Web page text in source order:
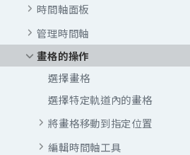
時間軸面板
管理時間軸
畫格的操作
選擇畫格
選擇特定軌道內的畫格
將畫格移動到指定位置
編輯時間軸工具